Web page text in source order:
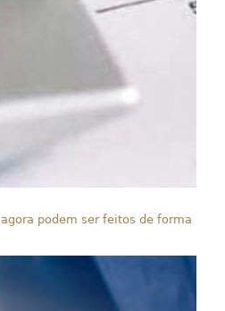
podem ser feitos de forma